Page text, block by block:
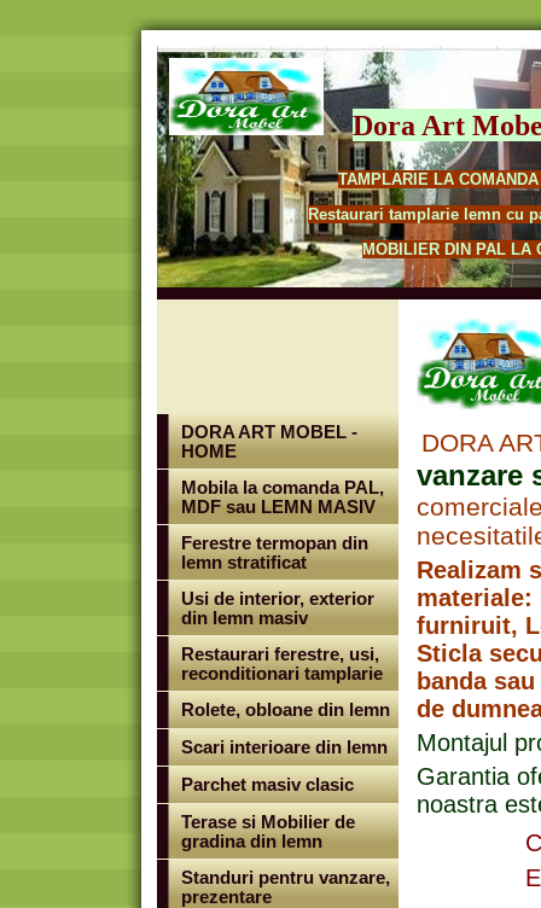
Dora Art
TAMPLARIE LA
Restaurari tamplarie lemn cu
MOBILIER DIN PAL LA
DORA
vanzare
Realizam
materiale:
furniruit, L
Sticla
banda
de
Montajul
Garantia
noastra
DORA ART MOBEL -
HOME
Mobila la comanda PAL,
MDF sau LEMN MASIV
Ferestre termopan din
lemn stratificat
Usi de interior, exterior
din lemn masiv
Restaurari ferestre, usi,
reconditionari tamplarie
Rolete, obloane din lemn
Scari interioare din lemn
Parchet masiv clasic
Terase si Mobilier de
gradina din lemn
Standuri pentru vanzare,
prezentare